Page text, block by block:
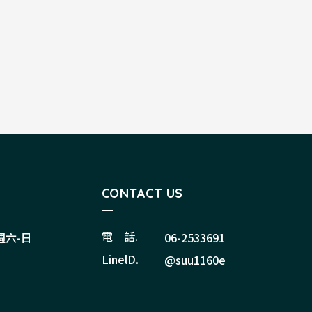
六-日
CONTACT US
電 話.
06-2533691
LinelD.
@suu1160e